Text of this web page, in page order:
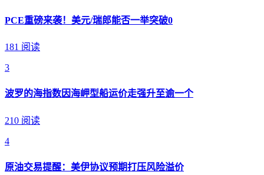
PCE重磅来袭！美元/瑞郎能否一举突破0
181 阅读
3
波罗的海指数因海岬型船运价走强升至逾一个
210 阅读
4
原油交易提醒：美伊协议预期打压风险溢价